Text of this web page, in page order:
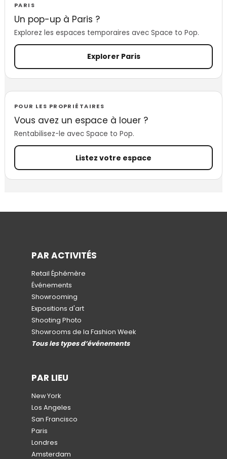
PARIS
Un pop-up à Paris ?
Explorez les espaces temporaires avec Space to Pop.
Explorer Paris
POUR LES PROPRIÉTAIRES
Vous avez un espace à louer ?
Rentabilisez-le avec Space to Pop.
Listez votre espace
PAR ACTIVITÉS
Retail Éphémère
Événements
Showrooming
Expositions d'art
Shooting Photo
Showrooms de la Fashion Week
Tous les types d’événements
PAR LIEU
New York
Los Angeles
San Francisco
Paris
Londres
Amsterdam